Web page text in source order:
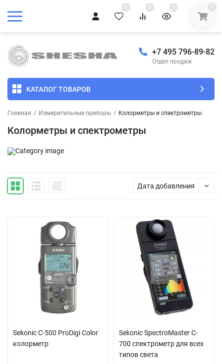
0 0 0 0
+7 495 796-89-82
Отдел продаж
КАТАЛОГ ТОВАРОВ
Главная / Измерительные приборы / Колорметры и спектрометры
Колорметры и спектрометры
Дата добавления
Sekonic С-500 ProDigi Color
колорметр
Sekonic SpectroMaster C-
700 спектрометр для всех
типов света